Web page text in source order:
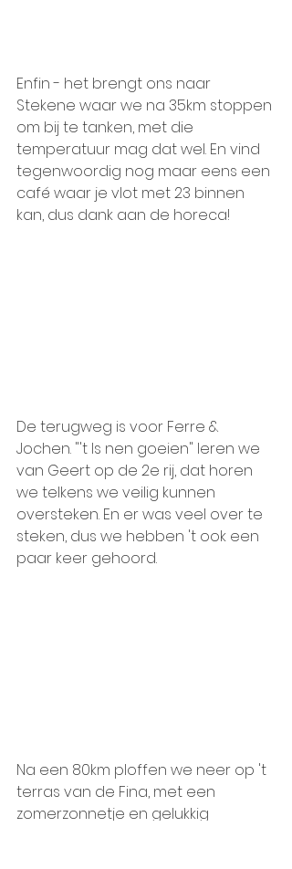
Enfin - het brengt ons naar
Stekene waar we na 35km stoppen
om bij te tanken, met die
temperatuur mag dat wel. En vind
tegenwoordig nog maar eens een
café waar je vlot met 23 binnen
kan, dus dank aan de horeca!
De terugweg is voor Ferre &
Jochen. "'t Is nen goeien" leren we
van Geert op de 2e rij, dat horen
we telkens we veilig kunnen
oversteken. En er was veel over te
steken, dus we hebben 't ook een
paar keer gehoord.
Na een 80km ploffen we neer op 't
terras van de Fina, met een
zomerzonnetje en gelukkig